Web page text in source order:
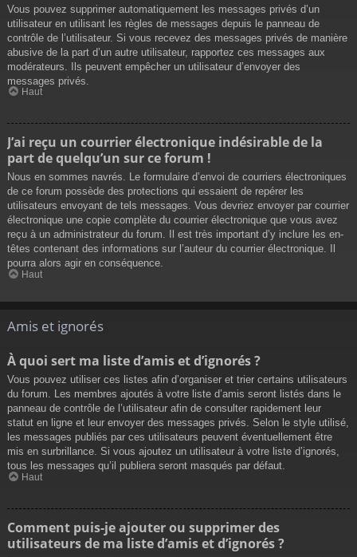
Vous pouvez supprimer automatiquement les messages privés d’un
utilisateur en utilisant les règles de messages depuis le panneau de
contrôle de l’utilisateur. Si vous recevez des messages privés de manière
abusive de la part d’un autre utilisateur, rapportez ces messages aux
modérateurs. Ils peuvent empêcher un utilisateur d’envoyer des
messages privés.
Haut
J’ai reçu un courrier électronique indésirable de la
part de quelqu’un sur ce forum !
Nous en sommes navrés. Le formulaire d’envoi de courriers électroniques
de ce forum possède des protections qui essaient de repérer les
utilisateurs envoyant de tels messages. Vous devriez envoyer par courrier
électronique une copie complète du courrier électronique que vous avez
reçu à un administrateur du forum. Il est très important d’y inclure les en-
têtes contenant des informations sur l’auteur du courrier électronique. Il
pourra alors agir en conséquence.
Haut
Amis et ignorés
À quoi sert ma liste d’amis et d’ignorés ?
Vous pouvez utiliser ces listes afin d’organiser et trier certains utilisateurs
du forum. Les membres ajoutés à votre liste d’amis seront listés dans le
panneau de contrôle de l’utilisateur afin de consulter rapidement leur
statut en ligne et leur envoyer des messages privés. Selon le style utilisé,
les messages publiés par ces utilisateurs peuvent éventuellement être
mis en surbrillance. Si vous ajoutez un utilisateur à votre liste d’ignorés,
tous les messages qu’il publiera seront masqués par défaut.
Haut
Comment puis-je ajouter ou supprimer des
utilisateurs de ma liste d’amis et d’ignorés ?